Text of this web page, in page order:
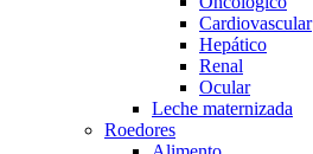
Cardiovascular
Hepático
Renal
Ocular
Leche maternizada
Roedores